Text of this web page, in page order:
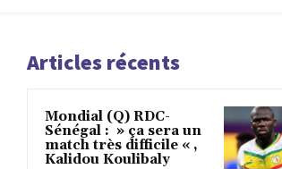
Articles récents
Mondial (Q) RDC-
Sénégal : » ça sera un
match très difficile « ,
Kalidou Koulibaly